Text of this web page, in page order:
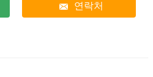
연락처